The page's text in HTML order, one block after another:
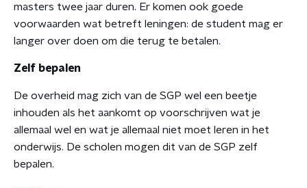
masters twee jaar duren. Er komen ook goede
voorwaarden wat betreft leningen: de student mag er
langer over doen om die terug te betalen.
Zelf bepalen
De overheid mag zich van de SGP wel een beetje
inhouden als het aankomt op voorschrijven wat je
allemaal wel en wat je allemaal niet moet leren in het
onderwijs. De scholen mogen dit van de SGP zelf
bepalen.